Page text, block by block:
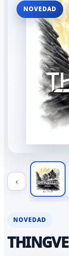
NOVEDAD
‹
NOVEDAD